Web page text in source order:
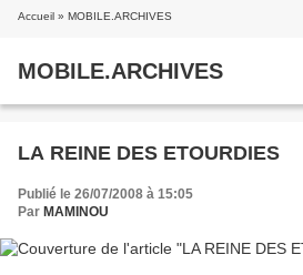
Accueil » MOBILE.ARCHIVES
MOBILE.ARCHIVES
LA REINE DES ETOURDIES
Publié le 26/07/2008 à 15:05
Par MAMINOU